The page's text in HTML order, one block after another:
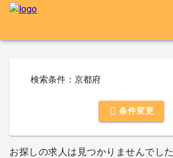
検索条件：京都府
条件変更
お探しの求人は見つかりませんでした